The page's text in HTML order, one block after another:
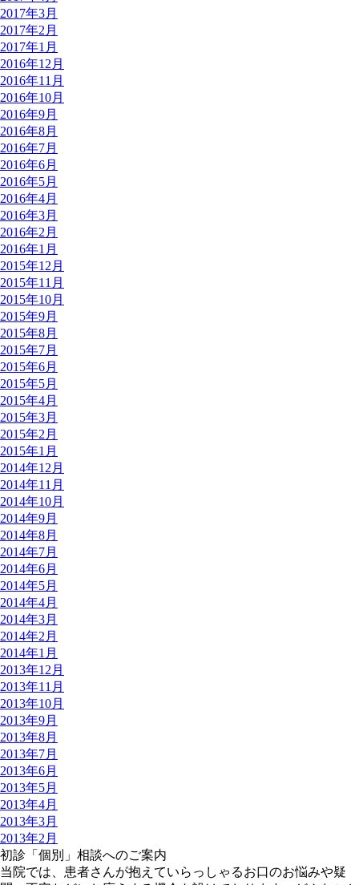
2017年3月
2017年2月
2017年1月
2016年12月
2016年11月
2016年10月
2016年9月
2016年8月
2016年7月
2016年6月
2016年5月
2016年4月
2016年3月
2016年2月
2016年1月
2015年12月
2015年11月
2015年10月
2015年9月
2015年8月
2015年7月
2015年6月
2015年5月
2015年4月
2015年3月
2015年2月
2015年1月
2014年12月
2014年11月
2014年10月
2014年9月
2014年8月
2014年7月
2014年6月
2014年5月
2014年4月
2014年3月
2014年2月
2014年1月
2013年12月
2013年11月
2013年10月
2013年9月
2013年8月
2013年7月
2013年6月
2013年5月
2013年4月
2013年3月
2013年2月
初診「個別」相談へのご案内
当院では、患者さんが抱えていらっしゃるお口のお悩みや疑